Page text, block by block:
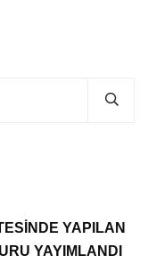
YAPILAN
YAYIMLANDI